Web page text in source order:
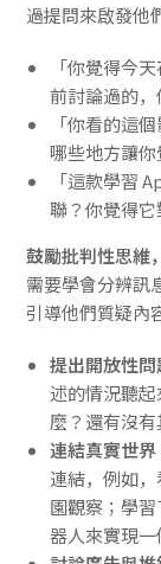
過提問來啟發他
「你覺得今
前討論過的，
「你看的這
哪些地方讓你
「這款學習
聯？你覺得它
鼓勵批判性思維
需要學會分辨訊
引導他們質疑內
提出開放性問
述的情況聽
麼？還有沒有
連結真實世界
連結，例如
園觀察；學
器人來實現一